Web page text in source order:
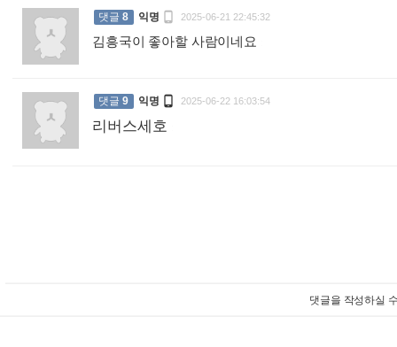
댓글 8 익명  2025-06-21 22:45:32
김흥국이 좋아할 사람이네요
댓글 9 익명  2025-06-22 16:03:54
리버스세호
댓글을 작성하실